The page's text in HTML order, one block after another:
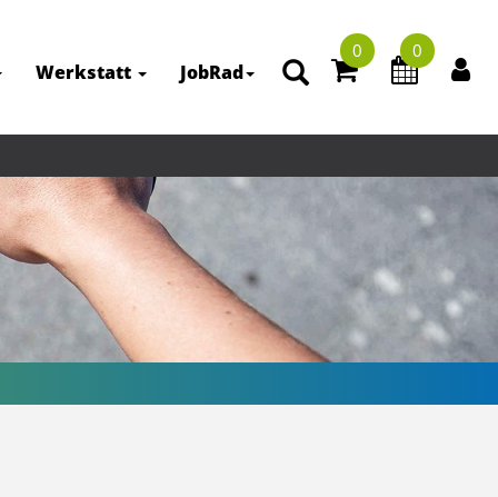
0 0
Werkstatt JobRad